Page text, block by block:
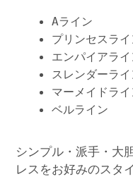
Aライン
プリンセスライ
エンパイアライ
スレンダーライ
マーメイドライ
ベルライン
シンプル・派手・大
レスをお好みのスタ